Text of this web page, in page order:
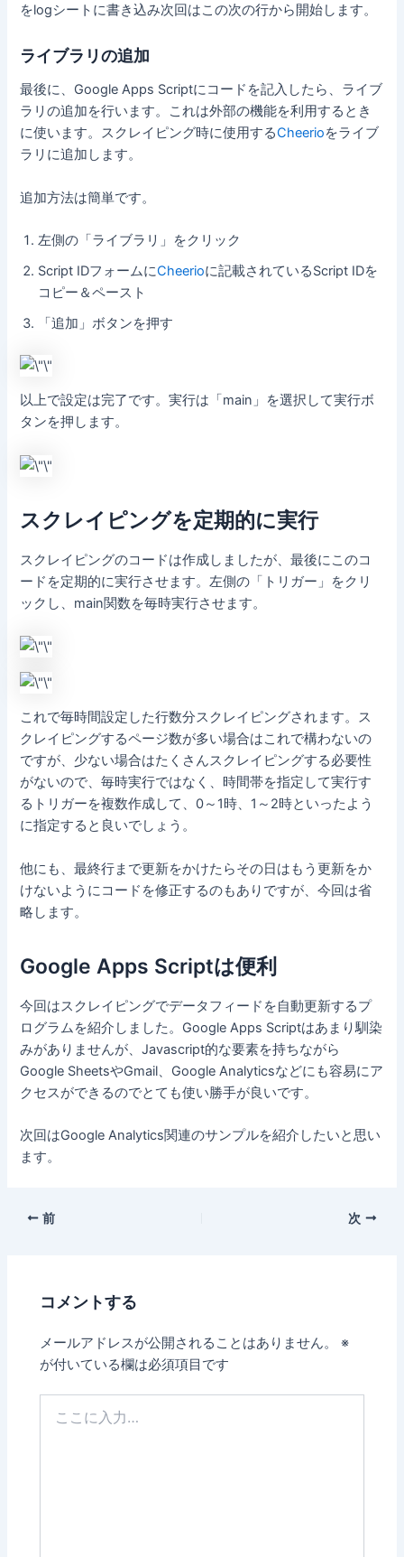
をlogシートに書き込み次回はこの次の行から開始します。
ライブラリの追加
最後に、Google Apps Scriptにコードを記入したら、ライブ
ラリの追加を行います。これは外部の機能を利用するとき
に使います。スクレイピング時に使用するCheerioをライブ
ラリに追加します。
追加方法は簡単です。
左側の「ライブラリ」をクリック
Script IDフォームにCheerioに記載されているScript IDを
コピー＆ペースト
「追加」ボタンを押す
以上で設定は完了です。実行は「main」を選択して実行ボ
タンを押します。
スクレイピングを定期的に実行
スクレイピングのコードは作成しましたが、最後にこのコ
ードを定期的に実行させます。左側の「トリガー」をクリ
ックし、main関数を毎時実行させます。
これで毎時間設定した行数分スクレイピングされます。ス
クレイピングするページ数が多い場合はこれで構わないの
ですが、少ない場合はたくさんスクレイピングする必要性
がないので、毎時実行ではなく、時間帯を指定して実行す
るトリガーを複数作成して、0～1時、1～2時といったよう
に指定すると良いでしょう。
他にも、最終行まで更新をかけたらその日はもう更新をか
けないようにコードを修正するのもありですが、今回は省
略します。
Google Apps Scriptは便利
今回はスクレイピングでデータフィードを自動更新するプ
ログラムを紹介しました。Google Apps Scriptはあまり馴染
みがありませんが、Javascript的な要素を持ちながら
Google SheetsやGmail、Google Analyticsなどにも容易にア
クセスができるのでとても使い勝手が良いです。
次回はGoogle Analytics関連のサンプルを紹介したいと思い
ます。
前 次
コメントする
メールアドレスが公開されることはありません。
※
が付いている欄は必須項目です